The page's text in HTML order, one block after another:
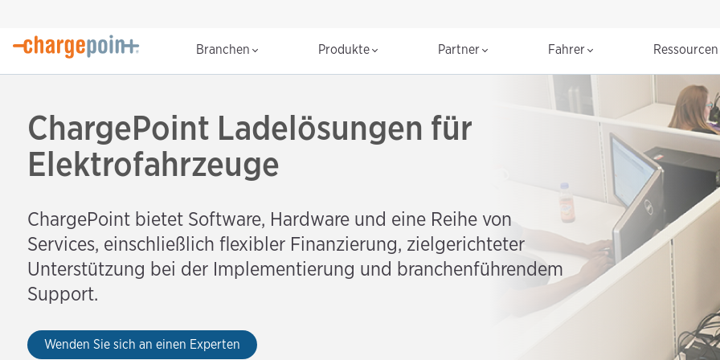
Branchen Produkte Partner Fahrer
ChargePoint Ladelösungen für
Elektrofahrzeuge
ChargePoint bietet Software, Hardware und eine Reihe von
Services, einschließlich flexibler Finanzierung, zielgerichteter
Unterstützung bei der Implementierung und branchenführendem
Support.
Wenden Sie sich an einen Experten